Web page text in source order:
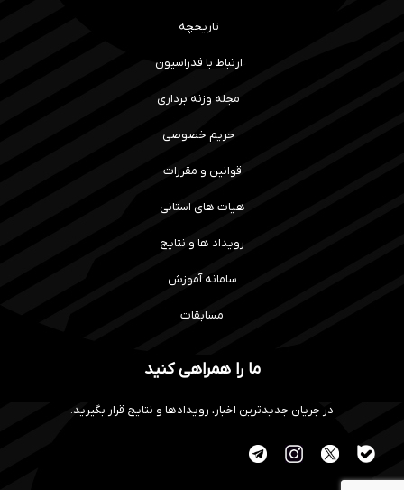
تاریخچه
ارتباط با فدراسیون
مجله وزنه برداری
حریم خصوصی
قوانین و مقررات
هیات های استانی
رویداد ها و نتایج
سامانه آموزش
مسابقات
ما را همراهی کنید
در جریان جدیدترین اخبار، رویدادها و نتایج قرار بگیرید.